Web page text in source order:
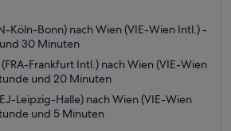
Köln-Bonn) nach Wien (VIE-Wien Intl.) -
30 Minuten
Frankfurt Intl.) nach Wien (VIE-Wien
und 20 Minuten
Leipzig-Halle) nach Wien (VIE-Wien
und 5 Minuten